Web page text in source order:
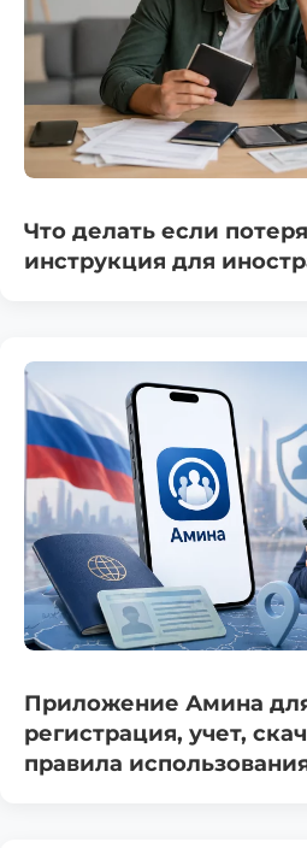
Что делать если
инструкция для
Приложение Амина
регистрация, учет,
правила